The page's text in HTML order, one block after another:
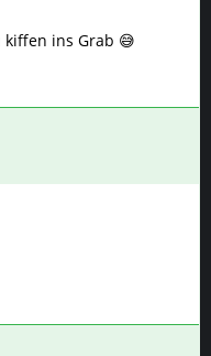
ins Grab 😅